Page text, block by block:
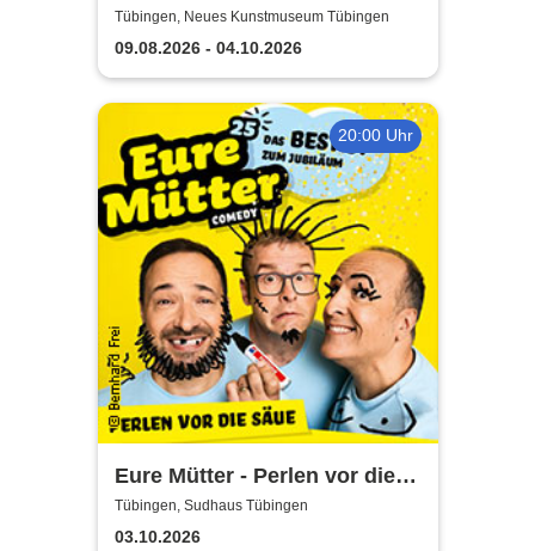
Tübingen, Neues Kunstmuseum Tübingen
09.08.2026 - 04.10.2026
20:00 Uhr
Eure Mütter - Perlen vor die
Säue - Das Best Of zum
Jubiläum
Tübingen, Sudhaus Tübingen
03.10.2026